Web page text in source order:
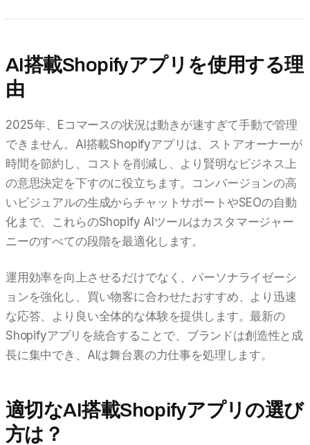
AI搭載Shopifyアプリを使用する理
由
2025年、Eコマースの状況は動きが速すぎて手動で管理
できません。AI搭載Shopifyアプリは、ストアオーナーが
時間を節約し、コストを削減し、より賢明なビジネス上
の意思決定を下すのに役立ちます。コンバージョンの高
いビジュアルの生成からチャットサポートやSEOの自動
化まで、これらのShopify AIツールはカスタマージャー
ニーのすべての段階を最適化します。
運用効率を向上させるだけでなく、パーソナライゼーシ
ョンを強化し、買い物客に合わせたおすすめ、より迅速
な応答、より良い全体的な体験を提供します。最新の
Shopifyアプリを統合することで、ブランドは創造性と成
長に集中でき、AIは舞台裏の力仕事を処理します。
適切なAI搭載Shopifyアプリの選び
方は？